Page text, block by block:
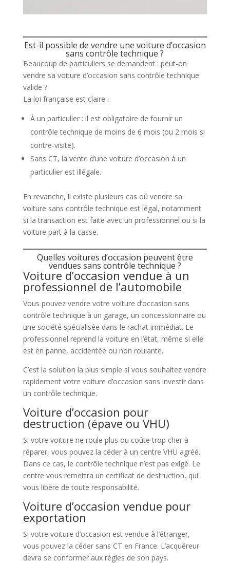
Est-il possible de vendre une voiture d’occasion
sans contrôle technique ?
Beaucoup de particuliers se demandent : peut-on
vendre sa voiture d’occasion sans contrôle technique
valide ?
La loi française est claire :
À un particulier : il est obligatoire de fournir un
contrôle technique de moins de 6 mois (ou 2 mois si
contre-visite).
Sans CT, la vente d’une voiture d’occasion à un
particulier est illégale.
En revanche, il existe plusieurs cas où vendre sa
voiture sans contrôle technique est légal, notamment
si la transaction est faite avec un professionnel ou si la
voiture part à la casse.
Quelles voitures d’occasion peuvent être
vendues sans contrôle technique ?
Voiture d’occasion vendue à un
professionnel de l’automobile
Vous pouvez vendre votre voiture d’occasion sans
contrôle technique à un garage, un concessionnaire ou
une société spécialisée dans le rachat immédiat. Le
professionnel reprend la voiture en l’état, même si elle
est en panne, accidentée ou non roulante.
C’est la solution la plus simple si vous souhaitez vendre
rapidement votre voiture d’occasion sans investir dans
un contrôle technique.
Voiture d’occasion pour
destruction (épave ou VHU)
Si votre voiture ne roule plus ou coûte trop cher à
réparer, vous pouvez la céder à un centre VHU agréé.
Dans ce cas, le contrôle technique n’est pas exigé. Le
centre vous remettra un certificat de destruction, qui
vous libère de toute responsabilité.
Voiture d’occasion vendue pour
exportation
Si votre voiture d’occasion est vendue à l’étranger,
vous pouvez la céder sans CT en France. L’acquéreur
devra se conformer aux règles de son pays.